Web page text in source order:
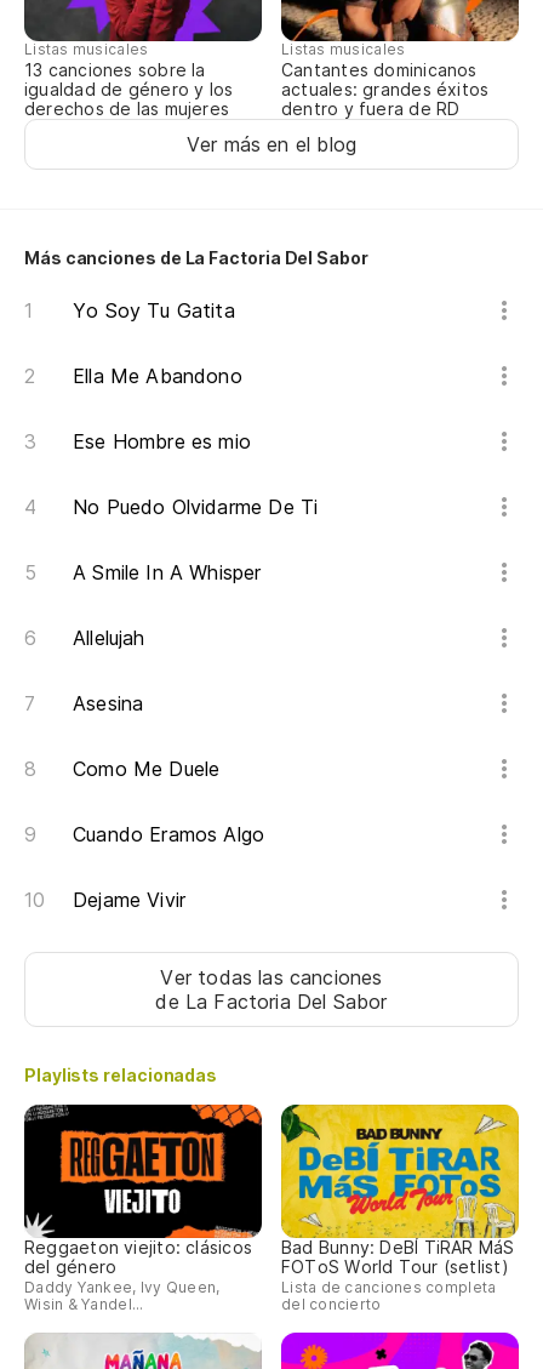
Listas musicales
13 canciones sobre la
igualdad de género y los
derechos de las mujeres
Listas musicales
Cantantes dominicanos
actuales: grandes éxitos
dentro y fuera de RD
Ver más en el blog
Más canciones de La Factoria Del Sabor
Yo Soy Tu Gatita
Ella Me Abandono
Ese Hombre es mio
No Puedo Olvidarme De Ti
A Smile In A Whisper
Allelujah
Asesina
Como Me Duele
Cuando Eramos Algo
Dejame Vivir
Ver todas las canciones
de La Factoria Del Sabor
Playlists relacionadas
Reggaeton viejito: clásicos
del género
Daddy Yankee, Ivy Queen,
Wisin & Yandel...
Bad Bunny: DeBÍ TiRAR MáS
FOToS World Tour (setlist)
Lista de canciones completa
del concierto